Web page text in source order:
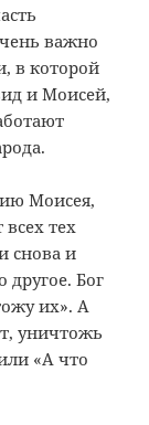
важно
в которой
и Моисей,
Моисея,
всех тех
снова и
другое. Бог
их». А
уничтожь
«А что